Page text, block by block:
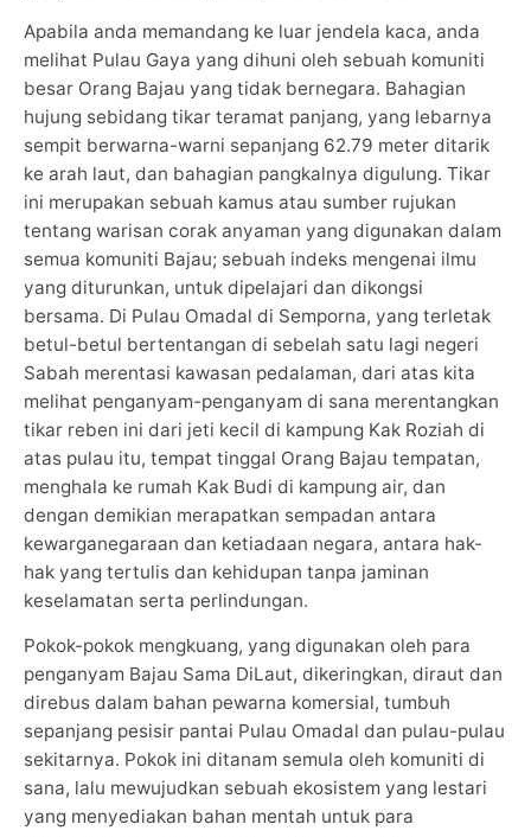
Apabila anda memandang ke luar jendela kaca, anda
melihat Pulau Gaya yang dihuni oleh sebuah komuniti
besar Orang Bajau yang tidak bernegara. Bahagian
hujung sebidang tikar teramat panjang, yang lebarnya
sempit berwarna-warni sepanjang 62.79 meter ditarik
ke arah laut, dan bahagian pangkalnya digulung. Tikar
ini merupakan sebuah kamus atau sumber rujukan
tentang warisan corak anyaman yang digunakan dalam
semua komuniti Bajau; sebuah indeks mengenai ilmu
yang diturunkan, untuk dipelajari dan dikongsi
bersama. Di Pulau Omadal di Semporna, yang terletak
betul-betul bertentangan di sebelah satu lagi negeri
Sabah merentasi kawasan pedalaman, dari atas kita
melihat penganyam-penganyam di sana merentangkan
tikar reben ini dari jeti kecil di kampung Kak Roziah di
atas pulau itu, tempat tinggal Orang Bajau tempatan,
menghala ke rumah Kak Budi di kampung air, dan
dengan demikian merapatkan sempadan antara
kewarganegaraan dan ketiadaan negara, antara hak-
hak yang tertulis dan kehidupan tanpa jaminan
keselamatan serta perlindungan.
Pokok-pokok mengkuang, yang digunakan oleh para
penganyam Bajau Sama DiLaut, dikeringkan, diraut dan
direbus dalam bahan pewarna komersial, tumbuh
sepanjang pesisir pantai Pulau Omadal dan pulau-pulau
sekitarnya. Pokok ini ditanam semula oleh komuniti di
sana, lalu mewujudkan sebuah ekosistem yang lestari
yang menyediakan bahan mentah untuk para